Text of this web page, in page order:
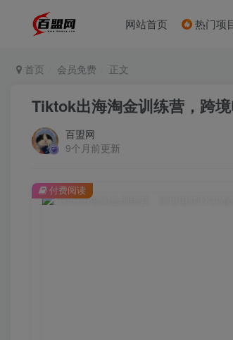
网站首页 热门项
首页 会员免费 正文
Tiktok出海淘金训练营，跨
百盟网
9个月前更新
付费阅读